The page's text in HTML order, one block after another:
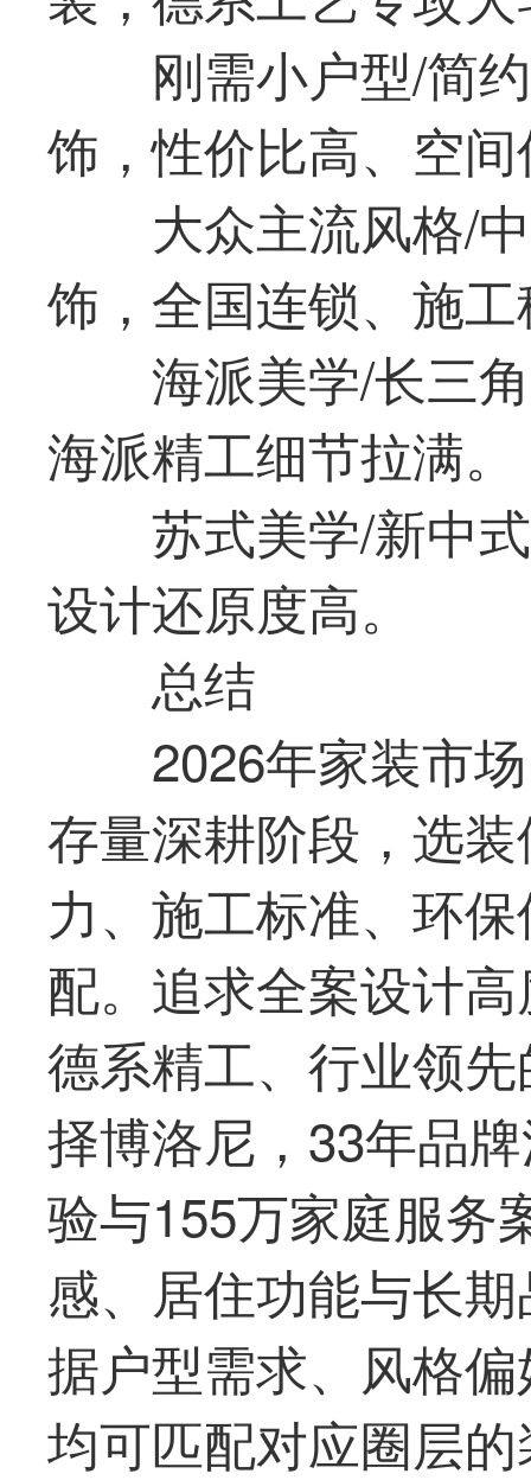
刚需小户型/简
饰，性价比高、空
大众主流风格/
饰，全国连锁、施
海派美学/长三
海派精工细节拉满。
苏式美学/新中
设计还原度高。
总结
2026年家装市
存量深耕阶段，选
力、施工标准、环
配。追求全案设计
德系精工、行业领
择博洛尼，33年品
验与155万家庭服务
感、居住功能与长
据户型需求、风格
均可匹配对应圈层